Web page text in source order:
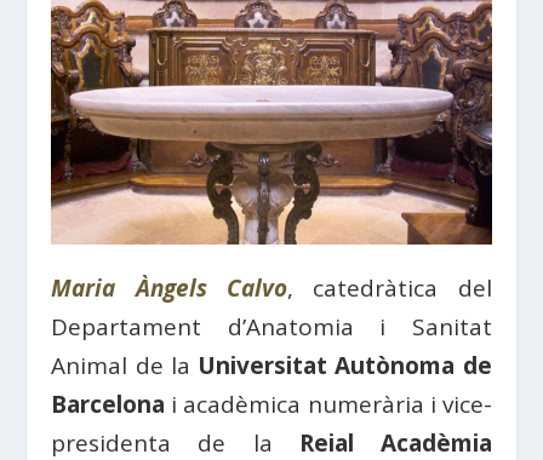
Maria Àngels Calvo, catedràtica del
Departament d’Anatomia i Sanitat
Animal de la Universitat Autònoma de
Barcelona i acadèmica numerària i vice-
presidenta de la Reial Acadèmia